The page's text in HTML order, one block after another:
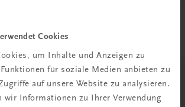
Cookies
um Inhalte und Anzeigen zu
für soziale Medien anbieten zu
auf unsere Website zu analysieren.
wir Informationen zu Ihrer Verwendung
bei TRAUNER!